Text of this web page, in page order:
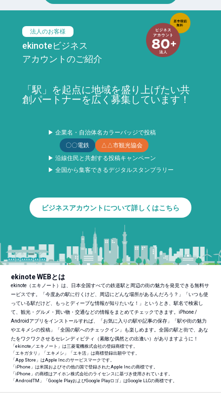
法人のお客様
ekinoteビジネス
アカウントのご紹介
「駅」を起点に地域を盛り上げたい共
創パートナーを広く募集しています！
▶ 企業名・自治体名カラーバッジで投稿
〇〇電鉄
△△市観光協会
▶ 沿線住民と共創する投稿キャンペーン
▶ 全国から集客できるデジタルスタンプラリー
ビジネスアカウントについて詳しくはこちら
ekinote WEBとは
ekinote（エキノート）は、日本全国すべての鉄道駅と周辺の街の魅力を発見できる無料サ
ービスです。「今度あの駅に行くけど、周辺にどんな場所があるんだろう？」「いつも使
っている駅だけど、もっとディープな情報が知りたいな！」というとき、駅名で検索し
て、観光・グルメ・買い物・交通などの情報をまとめてチェックできます。iPhone /
Androidアプリをインストールすれば、「お気に入りの駅や記事の保存」「駅や街の魅力
やエキメシの投稿」「全国の駅へのチェックイン」も楽しめます。全国の駅と街で、あな
たをワクワクさせるセレンディピティ（素敵な偶然との出逢い）がありますように！
「ekinote／エキノート」は三菱電機株式会社の登録商標です。
「エキガタリ」「エキメシ」「エキ活」は商標登録出願中です。
「App Store」はApple Inc.のサービスマークです。
「iPhone」は米国およびその他の国で登録されたApple Inc.の商標です。
「iPhone」の商標はアイホン株式会社のライセンスに基づき使用されています。
「AndroidTM 」「Google PlayおよびGoogle Playロゴ」はGoogle LLCの商標です。